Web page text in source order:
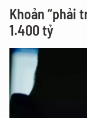
Khoản “phải
1.400 tỷ